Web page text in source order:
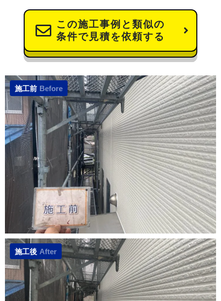
この施工事例と類似の
条件で見積を依頼する
施工前 Before
施工後 After